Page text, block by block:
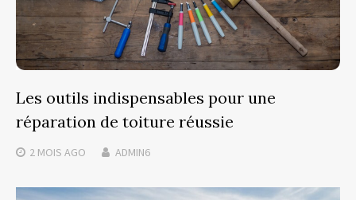
Les outils indispensables pour une
réparation de toiture réussie
2 MOIS AGO ADMIN6